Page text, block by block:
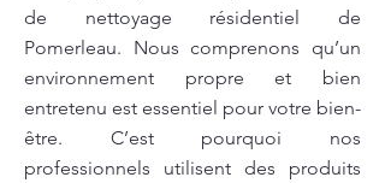
de nettoyage résidentiel de
Pomerleau. Nous comprenons qu’un
environnement propre et bien
entretenu est essentiel pour votre bien-
être. C’est pourquoi nos
professionnels utilisent des produits